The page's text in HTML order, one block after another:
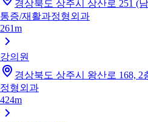
경상북도 상주시 상산로 251 (
통증/재활과정형외과
261m
강의원
경상북도 상주시 왕산로 168, 2
정형외과
424m